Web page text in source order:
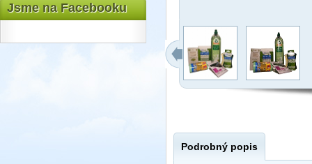
Jsme na Facebooku
Podrobný popis